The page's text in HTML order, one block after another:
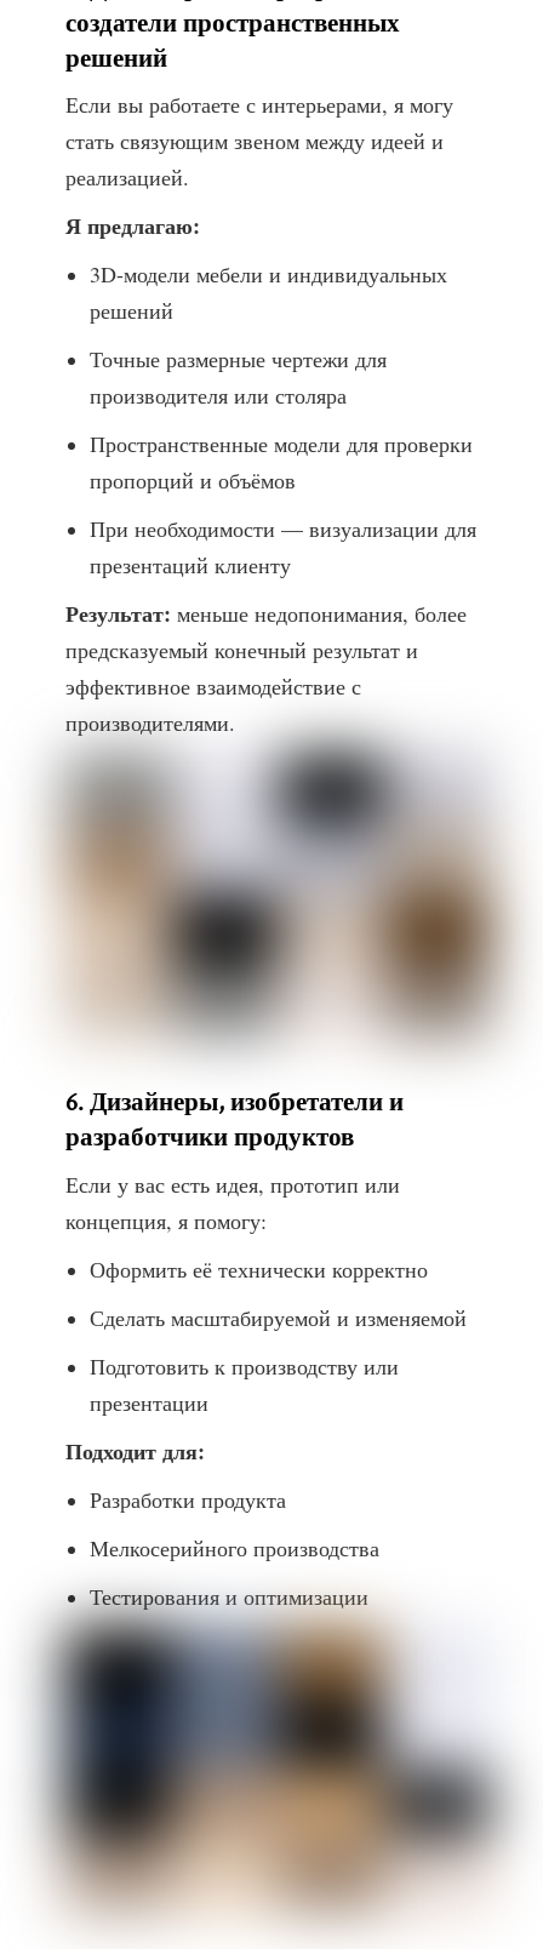
создатели пространственных
решений
Если вы работаете с интерьерами, я могу
стать связующим звеном между идеей и
реализацией.
Я предлагаю:
3D-модели мебели и индивидуальных
решений
Точные размерные чертежи для
производителя или столяра
Пространственные модели для проверки
пропорций и объёмов
При необходимости — визуализации для
презентаций клиенту
Результат: меньше недопонимания, более
предсказуемый конечный результат и
эффективное взаимодействие с
производителями.
6. Дизайнеры, изобретатели и
разработчики продуктов
Если у вас есть идея, прототип или
концепция, я помогу:
Оформить её технически корректно
Сделать масштабируемой и изменяемой
Подготовить к производству или
презентации
Подходит для:
Разработки продукта
Мелкосерийного производства
Тестирования и оптимизации